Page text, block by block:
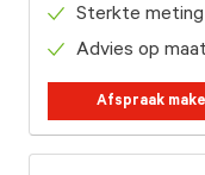
Sterkte
Advies op
Afspraak